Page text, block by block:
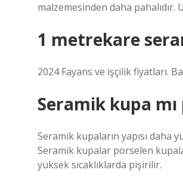
malzemesinden daha
1 metrekare
2024 Fayans ve işçilik fiyatları.
Seramik kupa
Seramik kupaların yapısı daha
Seramik kupalar porselen
yüksek sıcaklıklarda pişirilir.